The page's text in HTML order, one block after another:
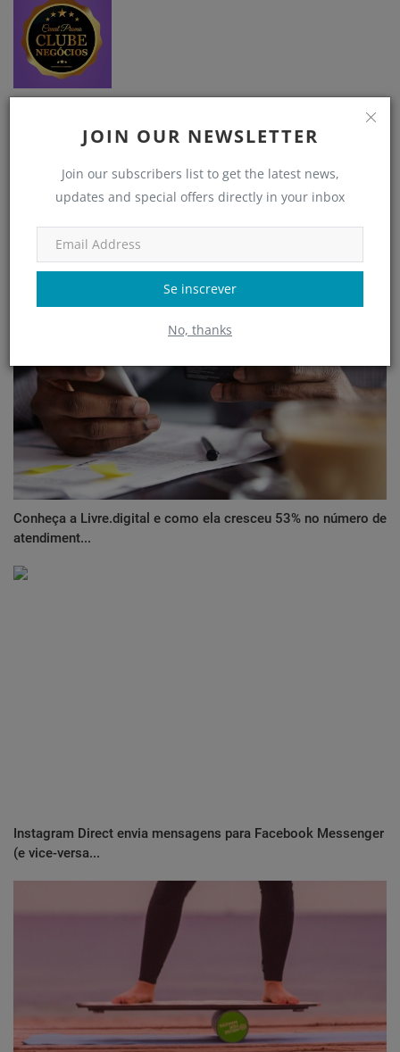
JOIN OUR NEWSLETTER
Join our subscribers list to get the latest news,
updates and special offers directly in your inbox
Se inscrever
No, thanks
POSTS RELACIONADOS
Conheça a Livre.digital e como ela cresceu 53% no número de
atendiment...
Instagram Direct envia mensagens para Facebook Messenger
(e vice-versa...